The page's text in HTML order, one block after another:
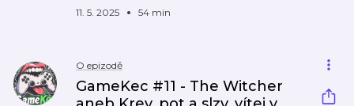
11. 5. 2025 54 min
O epizodě
GameKec #11 - The Witcher